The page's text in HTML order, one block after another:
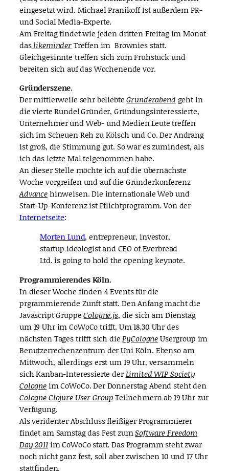
eingesetzt wird. Michael Pranikoff Ist außerdem PR-
und Social Media-Experte.
Am Freitag findet wie jeden dritten Freitag im Monat
daslikeminderTreffen im Brownies statt.
Gleichgesinnte treffen sich zum Frühstück und
bereiten sich auf das Wochenende vor.
Gründerszene.
Der mittlerweile sehr beliebteGründerabend geht in
die vierte Runde! Gründer, Gründungsinteressierte,
Unternehmer und Web- und Medien Leute treffen
sich im Scheuen Reh zu Kölsch und Co. Der Andrang
ist groß, die Stimmung gut. So war es zumindest, als
ich das letzte Mal telgenommen habe.
An dieser Stelle möchte ich auf die übernächste
Woche vorgreifen und auf die Gründerkonferenz
Advancehinweisen. Die internationale Web und
Start-Up-Konferenz ist Pflichtprogramm. Von der
Internetseite:
Morten Lund, entrepreneur, investor,
startup ideologist and CEO of Everbread
Ltd. is going to hold the opening keynote.
Programmierendes Köln.
In dieser Woche finden 4 Events für die
prgrammierende Zunft statt. Den Anfang macht die
Javascript GruppeCologne.js, die sich am Dienstag
um 19 Uhr im CoWoCo trifft. Um 18.30 Uhr des
nächsten Tages trifft sich diePyCologneUsergroup im
Benutzerrechenzentrum der Uni Köln. Ebenso am
Mittwoch, allerdings erst um 19 Uhr, versammeln
sich Kanban-Interessierte derLimited WIP Society
Cologneim CoWoCo. Der Donnerstag Abend steht den
Cologne Clojure User GroupTeilnehmern ab 19 Uhr zur
Verfügung.
Als veridenter Abschluss fleißiger Programmierer
findet am Samstag das Fest zumSoftware Freedom
Day 2011im CoWoCo statt. Das Programm steht zwar
noch nicht ganz fest, soll aber zwischen 10 und 17 Uhr
stattfinden.